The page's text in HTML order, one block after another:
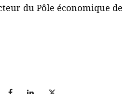
du Pôle économique de